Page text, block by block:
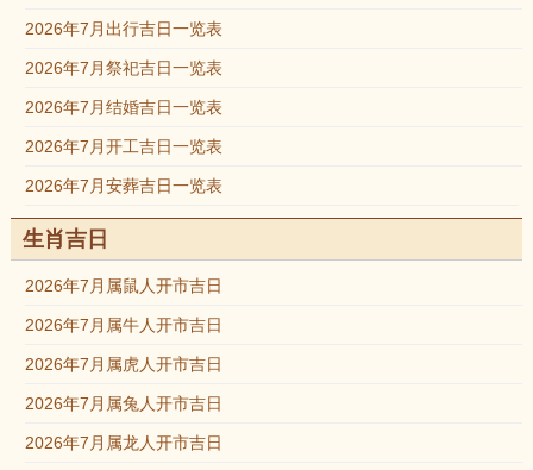
2026年7月出行吉日一览表
2026年7月祭祀吉日一览表
2026年7月结婚吉日一览表
2026年7月开工吉日一览表
2026年7月安葬吉日一览表
生肖吉日
2026年7月属鼠人开市吉日
2026年7月属牛人开市吉日
2026年7月属虎人开市吉日
2026年7月属兔人开市吉日
2026年7月属龙人开市吉日